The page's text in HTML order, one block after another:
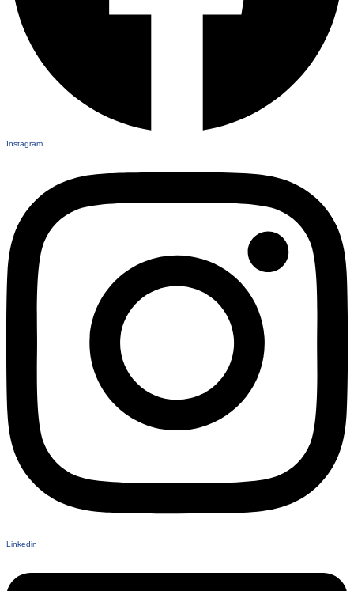
Instagram
Linkedin